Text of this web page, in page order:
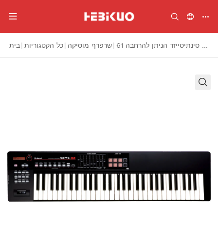
בית כל הקטגוריות שרפרף מוסיקה 61 מפתח (עם כוח) סינתיסייזר הניתן להרחבה